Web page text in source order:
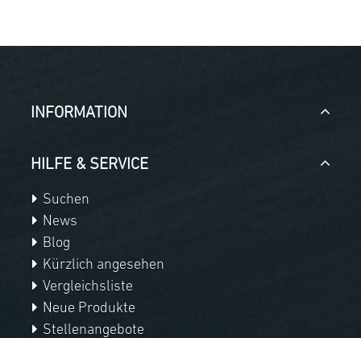
INFORMATION
HILFE & SERVICE
Suchen
News
Blog
Kürzlich angesehen
Vergleichsliste
Neue Produkte
Stellenangebote